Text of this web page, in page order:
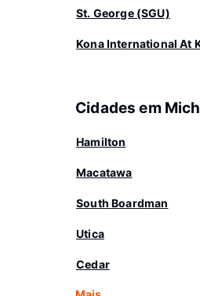
St. George (SGU)
Kona International At
Cidades em
Hamilton
Macatawa
South Boardman
Utica
Cedar